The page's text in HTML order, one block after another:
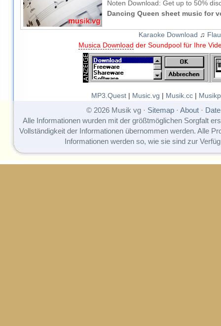
Noten Download: Get up to 50%
Dancing Queen sheet music for
Karaoke Download ♫
Musica Download der Soundpool für Ihre
MP3.Quest| Music.vg | Musik.cc|
© 2026 Musik vg · Sitemap· About·
Alle Informationen wurden mit der größtmöglichen Sorgfalt
Vollständigkeit der Informationen übernommen werden. Alle
Informationen werden so, wie sie sind zur